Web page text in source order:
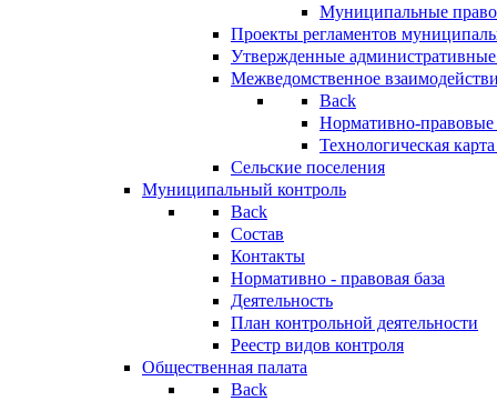
Муниципальные
Проекты регламентов
Утвержденные
Межведомственное
Back
Нормативно-правовые
Технологическая
Сельские поселения
Муниципальный контроль
Back
Состав
Контакты
Нормативно - правовая база
Деятельность
План контрольной деятельности
Реестр видов контроля
Общественная палата
Back